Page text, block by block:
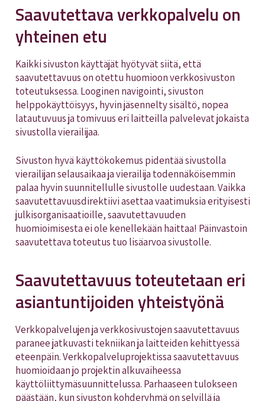
Saavutettava verkkopalvelu on
yhteinen etu
Kaikki sivuston käyttäjät hyötyvät siitä, että
saavutettavuus on otettu huomioon verkkosivuston
toteutuksessa. Looginen navigointi, sivuston
helppokäyttöisyys, hyvin jäsennelty sisältö, nopea
latautuvuus ja tomivuus eri laitteilla palvelevat jokaista
sivustolla vierailijaa.
Sivuston hyvä käyttökokemus pidentää sivustolla
vierailijan selausaikaa ja vierailija todennäköisemmin
palaa hyvin suunnitellulle sivustolle uudestaan. Vaikka
saavutettavuusdirektiivi asettaa vaatimuksia erityisesti
julkisorganisaatioille, saavutettavuuden
huomioimisesta ei ole kenellekään haittaa! Päinvastoin
saavutettava toteutus tuo lisäarvoa sivustolle.
Saavutettavuus toteutetaan eri
asiantuntijoiden yhteistyönä
Verkkopalvelujen ja verkkosivustojen saavutettavuus
paranee jatkuvasti tekniikan ja laitteiden kehittyessä
eteenpäin. Verkkopalveluprojektissa saavutettavuus
huomioidaan jo projektin alkuvaiheessa
käyttöliittymäsuunnittelussa. Parhaaseen tulokseen
päästään, kun sivuston kohderyhmä on selvillä ja